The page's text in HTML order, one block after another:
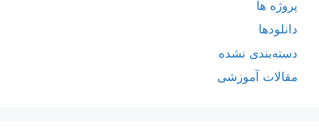
پروژه ها
دانلودها
دسته‌بندی نشده
مقالات آموزشی